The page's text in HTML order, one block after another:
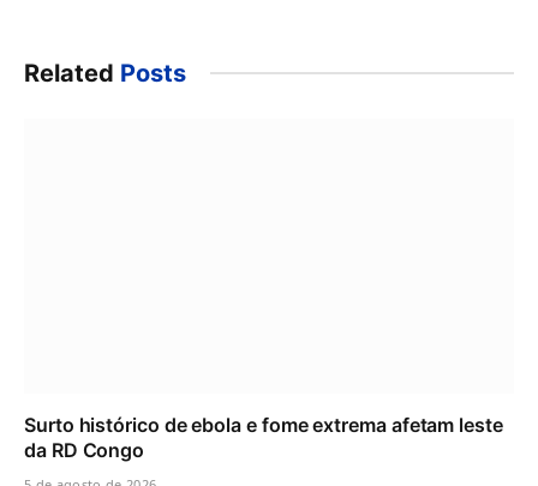
Related Posts
Surto histórico de ebola e fome extrema afetam leste
da RD Congo